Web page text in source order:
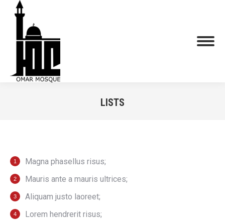
LISTS
Magna phasellus risus;
Mauris ante a mauris ultrices;
Aliquam justo laoreet;
Lorem hendrerit risus;